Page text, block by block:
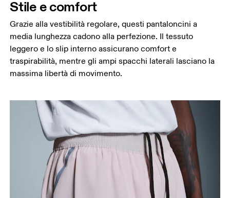
Giro coscia
Stai in piedi a gambe leggermente divaricate.
Misura la parte più ampia della coscia.
Interno gamba
Stai in piedi a gambe tese e leggermente
divaricate. Misura la parte interna della gamba, dal
Stile e comfort
Grazie alla vestibilità regolare, questi pantaloncini a
media lunghezza cadono alla perfezione. Il tessuto
leggero e lo slip interno assicurano comfort e
traspirabilità, mentre gli ampi spacchi laterali lasciano la
massima libertà di movimento.